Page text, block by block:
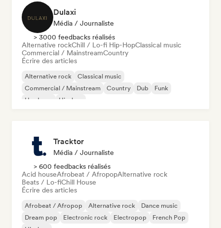
Dulaxi
Média / Journaliste
> 3000 feedbacks réalisés
Alternative rockChill / Lo-fi Hip-HopClassical music
Commercial / MainstreamCountry
Écrire des articles
Alternative rock
Classical music
Commercial / Mainstream
Country Dub
Funk
Hardcore
Hip-hop
Tracktor
Média / Journaliste
> 600 feedbacks réalisés
Acid houseAfrobeat / AfropopAlternative rock
Beats / Lo-fiChill House
Écrire des articles
Afrobeat / Afropop Alternative rock
Dance music
Dream pop
Electronic rock Electropop
French Pop